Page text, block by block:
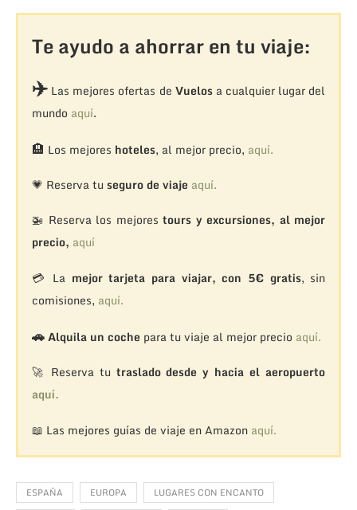
Te ayudo a ahorrar en tu viaje:
✈️Las mejores ofertas de Vuelosa cualquier lugar del
mundo aquí.
🏨 Los mejores hoteles, al mejor precio, aquí.
💗 Reserva tu seguro de viaje aquí.
🚁 Reserva los mejorestours y excursiones, al mejor
precio, aquí
💳 La mejor tarjeta para viajar, con 5€ gratis, sin
comisiones, aquí.
🚗Alquila un coche para tu viaje al mejor precio aquí.
🚀 Reserva tu traslado desde y hacia el aeropuerto
aquí.
📖 Las mejores guías de viaje en Amazon aquí.
ESPAÑA EUROPA LUGARES CON ENCANTO